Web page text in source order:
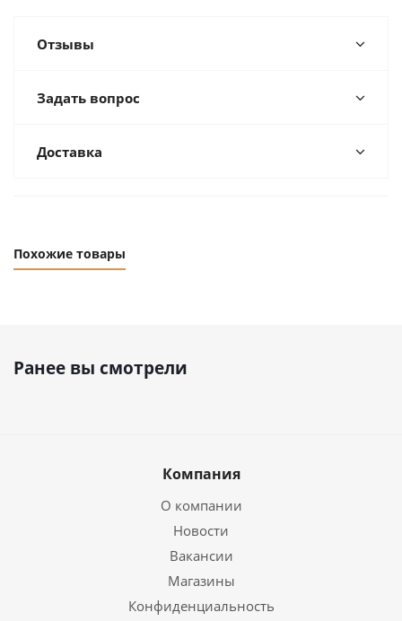
Отзывы
Задать вопрос
Доставка
Похожие товары
Ранее вы смотрели
Компания
О компании
Новости
Вакансии
Магазины
Конфиденциальность